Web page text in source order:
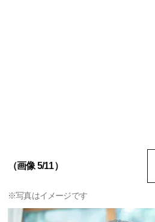
（画像 5/11）
※写真はイメージです